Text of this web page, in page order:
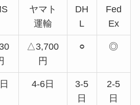
ヤマト
運輸
DH
L
Fed
Ex
△3,700
円
⚪︎ ◎
4-6日
3-5
日
2-5
日